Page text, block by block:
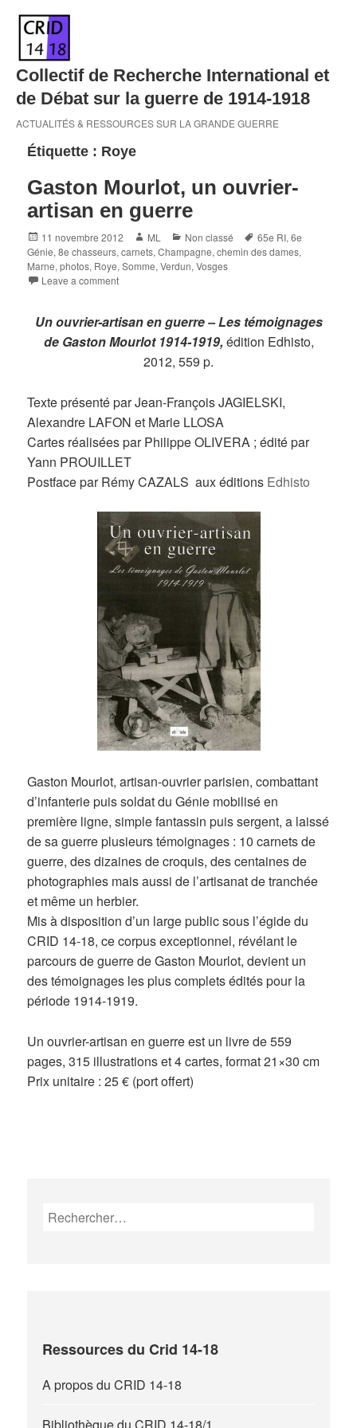
content
Collectif de Recherche International et
de Débat sur la guerre de 1914-1918
ACTUALITÉS & RESSOURCES SUR LA GRANDE GUERRE
Étiquette : Roye
Gaston Mourlot, un ouvrier-
artisan en guerre
Posted
on
11 novembre 2012 Author
ML Categories
Non classé Tags
65e RI,6e
Génie,8e chasseurs,carnets,Champagne,chemin des dames,
Marne,photos, Roye,Somme,Verdun,Vosges
Leave a comment
Un ouvrier-artisan en guerre – Les témoignages
de Gaston Mourlot 1914-1919, édition Edhisto,
2012, 559 p.
Texte présenté par Jean-François JAGIELSKI,
Alexandre LAFON et Marie LLOSA
Cartes réalisées par Philippe OLIVERA ; édité par
Yann PROUILLET
Postface par Rémy CAZALS aux éditions Edhisto
Gaston Mourlot, artisan-ouvrier parisien, combattant
d’infanterie puis soldat du Génie mobilisé en
première ligne, simple fantassin puis sergent, a laissé
de sa guerre plusieurs témoignages : 10 carnets de
guerre, des dizaines de croquis, des centaines de
photographies mais aussi de l’artisanat de tranchée
et même un herbier.
Mis à disposition d’un large public sous l’égide du
CRID 14-18, ce corpus exceptionnel, révélant le
parcours de guerre de Gaston Mourlot, devient un
des témoignages les plus complets édités pour la
période 1914-1919.
Un ouvrier-artisan en guerre est un livre de 559
pages, 315 illustrations et 4 cartes, format 21×30 cm
Prix unitaire : 25 € (port offert)
Rechercher :
Ressources du Crid 14-18
A propos du CRID 14-18